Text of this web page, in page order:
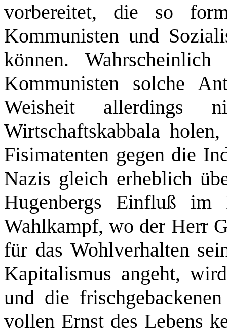
vorbereitet, die so
Kommunisten und
können.
Kommunisten solche
Weisheit allerdings
Wirtschaftskabbala
Fisimatenten gegen die
Nazis gleich erheblich
Hugenbergs Einfluß
Wahlkampf, wo der Herr
für das Wohlverhalten
Kapitalismus angeht,
und die
vollen Ernst des Lebens